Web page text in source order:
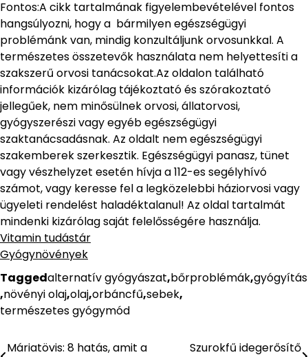
Fontos:A cikk tartalmának figyelembevételével fontos
hangsúlyozni, hogy a bármilyen egészségügyi
problémánk van, mindig konzultáljunk orvosunkkal. A
természetes összetevők használata nem helyettesíti a
szakszerű orvosi tanácsokat.Az oldalon található
információk kizárólag tájékoztató és szórakoztató
jellegűek, nem minősülnek orvosi, állatorvosi,
gyógyszerészi vagy egyéb egészségügyi
szaktanácsadásnak. Az oldalt nem egészségügyi
szakemberek szerkesztik. Egészségügyi panasz, tünet
vagy vészhelyzet esetén hívja a 112-es segélyhívó
számot, vagy keresse fel a legközelebbi háziorvosi vagy
ügyeleti rendelést haladéktalanul! Az oldal tartalmát
mindenki kizárólag saját felelősségére használja.
Vitamin tudástár
Gyógynövények
Taggedalternatív gyógyászat,bőrproblémák,gyógyítás
,növényi olaj,olaj,orbáncfű,sebek,
természetes gyógymód
Bejegyzés
Máriatövis: 8 hatás, amit a
Szurokfű idegerősítő